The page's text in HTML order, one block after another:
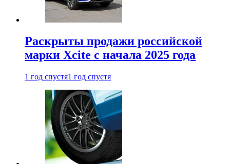
Раскрыты продажи российской
марки Xcite с начала 2025 года
1 год спустя1 год спустя